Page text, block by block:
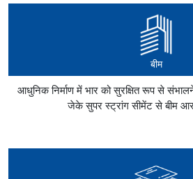
बीम
आधुनिक निर्माण में भार को सुरक्षित रूप से
जेके सुपर स्ट्रांग सीमेंट से बीम